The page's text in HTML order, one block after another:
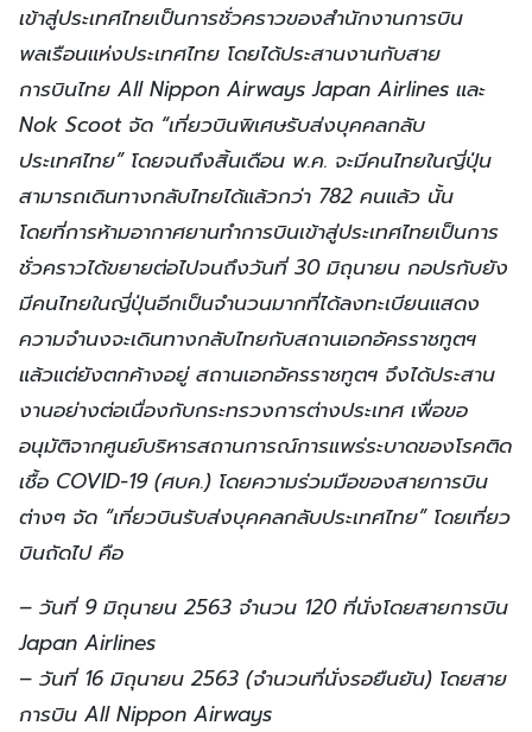
เข้าสู่ประเทศไทยเป็นการชั่วคราวของสำนักงานการบิน
พลเรือนแห่งประเทศไทย โดยได้ประสานงานกับสาย
การบินไทย All Nippon Airways Japan Airlines และ
Nok Scoot จัด “เที่ยวบินพิเศษรับส่งบุคคลกลับ
ประเทศไทย” โดยจนถึงสิ้นเดือน พ.ค. จะมีคนไทยในญี่ปุ่น
สามารถเดินทางกลับไทยได้แล้วกว่า 782 คนแล้ว นั้น
โดยที่การห้ามอากาศยานทำการบินเข้าสู่ประเทศไทยเป็นการ
ชั่วคราวได้ขยายต่อไปจนถึงวันที่ 30 มิถุนายน กอปรกับยัง
มีคนไทยในญี่ปุ่นอีกเป็นจำนวนมากที่ได้ลงทะเบียนแสดง
ความจำนงจะเดินทางกลับไทยกับสถานเอกอัครราชทูตฯ
แล้วแต่ยังตกค้างอยู่ สถานเอกอัครราชทูตฯ จึงได้ประสาน
งานอย่างต่อเนื่องกับกระทรวงการต่างประเทศ เพื่อขอ
อนุมัติจากศูนย์บริหารสถานการณ์การแพร่ระบาดของโรคติด
เชื้อ COVID-19 (ศบค.) โดยความร่วมมือของสายการบิน
ต่างๆ จัด “เที่ยวบินรับส่งบุคคลกลับประเทศไทย” โดยเที่ยว
บินถัดไป คือ
– วันที่ 9 มิถุนายน 2563 จำนวน 120 ที่นั่งโดยสายการบิน
Japan Airlines
– วันที่ 16 มิถุนายน 2563 (จำนวนที่นั่งรอยืนยัน) โดยสาย
การบิน All Nippon Airways